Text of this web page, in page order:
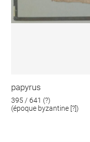
papyrus
395 / 641 (?)
(époque byzantine [?])